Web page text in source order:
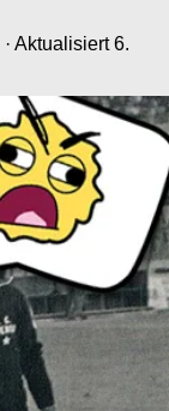
· Aktualisiert6.